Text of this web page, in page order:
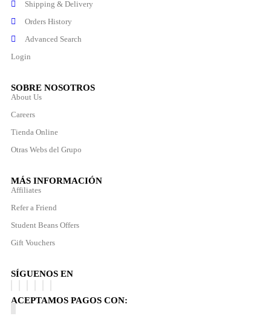
Shipping & Delivery
Orders History
Advanced Search
Login
SOBRE NOSOTROS
About Us
Careers
Tienda Online
Otras Webs del Grupo
MÁS INFORMACIÓN
Affiliates
Refer a Friend
Student Beans Offers
Gift Vouchers
SÍGUENOS EN
ACEPTAMOS PAGOS CON: